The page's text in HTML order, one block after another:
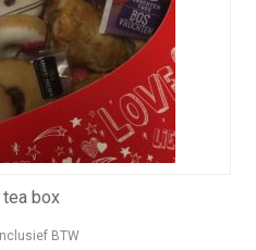
tea box
BTW